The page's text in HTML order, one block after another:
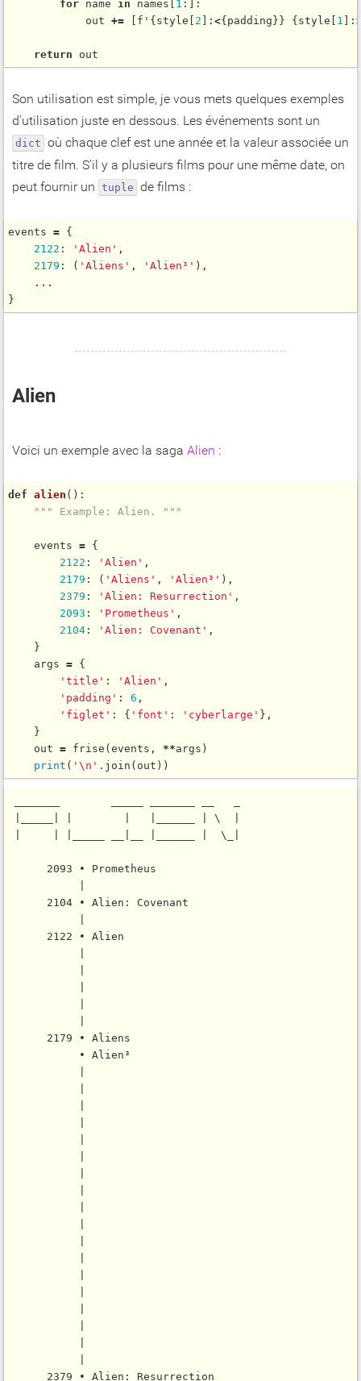
for name in names[ 1 :]:
            out
+= [f'{style[ 2 ]: <{padding}} {style[ 1 ]:
return
Son utilisation est simple, je vous mets quelques exemples
d'utilisation juste en dessous. Les événements sont un
dict où chaque clef est une année et la valeur associée un
titre de film. S'il y a plusieurs films pour une même date, on
peut fournir un tuple de films :
events = {
2122 : 'Alien' ,
2179 : ( 'Aliens' , 'Alien³' ),
...
Alien
Voici un exemple avec la saga Alien :
def alien ():
""" Example: Alien. """
    events
= {
2122 : 'Alien' ,
2179 : ( 'Aliens' , 'Alien³' ),
2379 : 'Alien: Resurrection' ,
2093 : 'Prometheus' ,
2104 : 'Alien: Covenant' ,
    }
    args
= {
'title' : 'Alien' ,
'padding' : 6 ,
'figlet' : { 'font' : 'cyberlarge' },
    }
    out
= frise (events, **args)
print ( '\n' . join
|_____| |        |   |______ | \  |
|     | |_____ __|__ |______ |  \_|
      2093 • Prometheus
      2104 • Alien: Covenant
      2122 • Alien
      2179 • Aliens
           • Alien³